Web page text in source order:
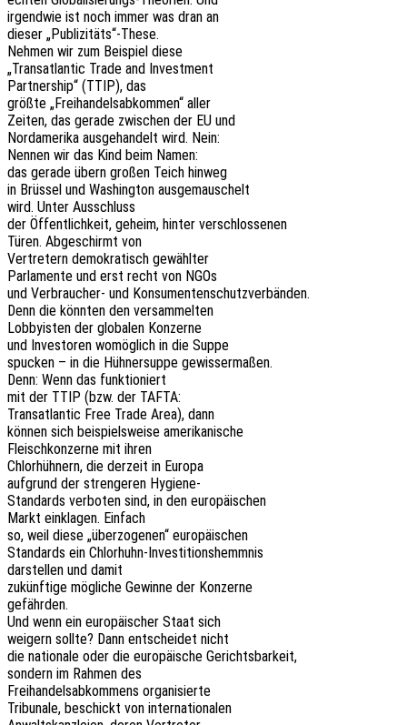
irgend­wie ist noch immer was dran an
dieser „Publizitäts“-These.
Nehmen wir zum Beispiel diese
„Trans­at­lan­tic Trade and Investment
Part­ner­ship“ (TTIP), das
größte „Frei­han­dels­ab­kom­men“ aller
Zeiten, das gerade zwischen der EU und
Nord­ame­ri­ka ausge­han­delt wird. Nein:
Nennen wir das Kind beim Namen:
das gerade übern großen Teich hinweg
in Brüs­sel und Washing­ton ausgemauschelt
wird. Unter Ausschluss
der Öffent­lich­keit, geheim, hinter verschlossenen
Türen. Abge­schirmt von
Vertre­tern demo­kra­tisch gewählter
Parla­men­te und erst recht von NGOs
und Verbrau­cher- und Konsumentenschutzverbänden.
Denn die könn­ten den versammelten
Lobby­is­ten der globa­len Konzerne
und Inves­to­ren womög­lich in die Suppe
spucken – in die Hühner­sup­pe gewissermaßen.
Denn: Wenn das funktioniert
mit der TTIP (bzw. der TAFTA:
Trans­at­lan­tic Free Trade Area), dann
können sich beispiels­wei­se amerikanische
Fleisch­kon­zer­ne mit ihren
Chlor­hüh­nern, die derzeit in Europa
aufgrund der stren­ge­ren Hygiene-
Stan­dards verbo­ten sind, in den europäischen
Markt einkla­gen. Einfach
so, weil diese „über­zo­ge­nen“ europäischen
Stan­dards ein Chlorhuhn-Investitionshemmnis
darstel­len und damit
zukünf­ti­ge mögli­che Gewin­ne der Konzerne
gefährden.
Und wenn ein euro­päi­scher Staat sich
weigern sollte? Dann entschei­det nicht
die natio­na­le oder die euro­päi­sche Gerichtsbarkeit,
sondern im Rahmen des
Frei­han­dels­ab­kom­mens organisierte
Tribu­na­le, beschickt von internationalen